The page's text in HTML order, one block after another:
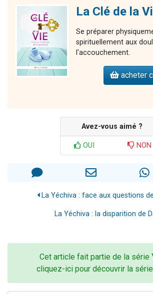
La Clé de la
Se préparer
spirituellement aux
l'accouchement.
acheter
Avez-vous aimé ?
OUI NON
La Yéchiva : face aux questions
La Yéchiva : la disparition de
Cet article fait partie de la série
cliquez-ici pour découvrir la